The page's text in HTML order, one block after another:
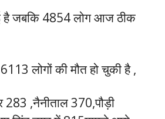
है जबकि 4854 लोग आज ठीक
लोगों की मौत हो चुकी है ,
283 ,नैनीताल 370,पौड़ी